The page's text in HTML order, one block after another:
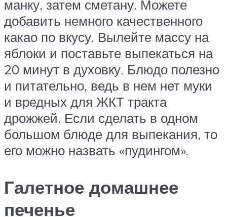
манку, затем сметану. Можете
добавить немного качественного
какао по вкусу. Вылейте массу на
яблоки и поставьте выпекаться на
20 минут в духовку. Блюдо полезно
и питательно, ведь в нем нет муки
и вредных для ЖКТ тракта
дрожжей. Если сделать в одном
большом блюде для выпекания, то
его можно назвать «пудингом».
Галетное домашнее
печенье